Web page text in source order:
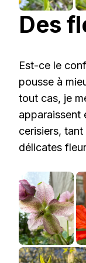
Des
Est-ce le
pousse à
tout cas, je
apparaissent
cerisiers,
délicates